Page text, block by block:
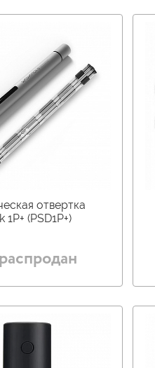
отвертка
(PSD1P+)